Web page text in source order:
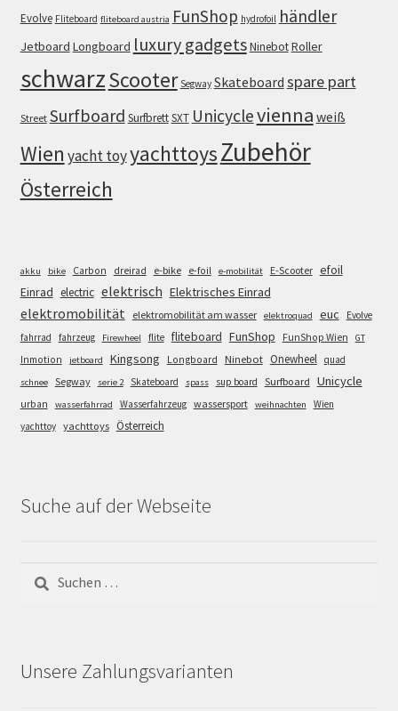
Evolve Fliteboard fliteboard austria FunShop hydrofoil händler
Jetboard Longboard luxury gadgetsNinebotRoller
schwarzScooter Segway Skateboard spare part
Street Surfboard SurfbrettSXT Unicyclevienna weiß
Wien yacht toyyachttoysZubehör
Österreich
akku bike Carbon dreirad e-bike e-foil e-mobilität E-Scooter efoil
Einrad electric elektrisch Elektrisches Einrad
elektromobilität elektromobilität am wasser elektroquad euc
Evolve
fahrrad
fahrzeug Firewheel flite fliteboard FunShop FunShop Wien GT
Inmotion jetboard Kingsong Longboard Ninebot Onewheel quad
schnee Segway serie 2 Skateboard spass sup board Surfboard Unicycle
urban wasserfahrrad Wasserfahrzeug wassersport weihnachten
Wien
yachttoy yachttoys Österreich
Suche auf der Webseite
nach:
Unsere Zahlungsvarianten